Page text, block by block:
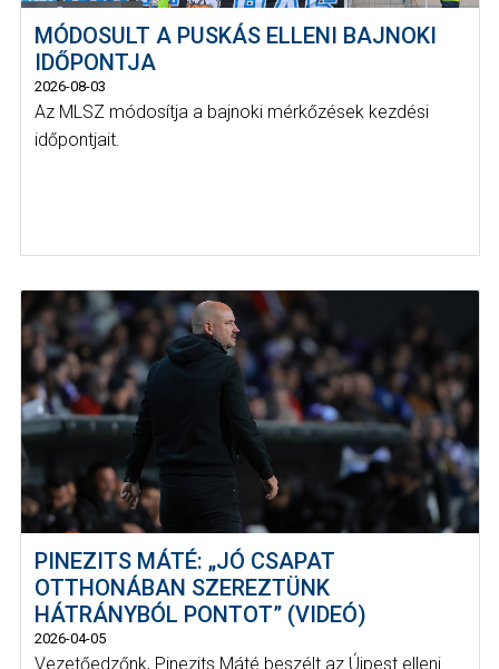
MÓDOSULT A PUSKÁS ELLENI BAJNOKI
IDŐPONTJA
2026-08-03
Az MLSZ módosítja a bajnoki mérkőzések kezdési
időpontjait.
PINEZITS MÁTÉ: „JÓ CSAPAT
OTTHONÁBAN SZEREZTÜNK
HÁTRÁNYBÓL PONTOT” (VIDEÓ)
2026-04-05
Vezetőedzőnk, Pinezits Máté beszélt az Újpest elleni